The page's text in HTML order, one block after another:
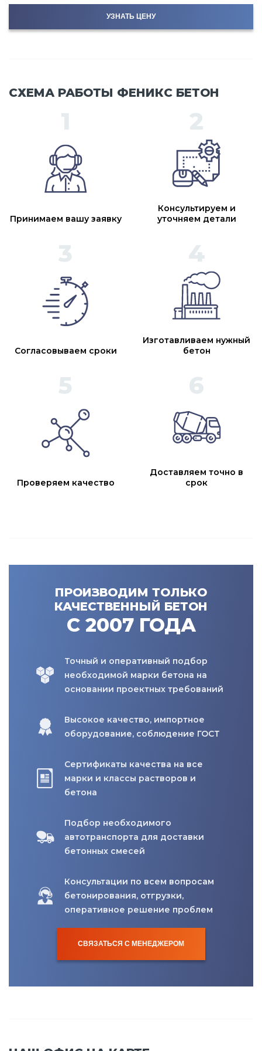
УЗНАТЬ ЦЕНУ
СХЕМА РАБОТЫ ФЕНИКС БЕТОН
Принимаем вашу заявку
Консультируем и
уточняем детали
Согласовываем сроки
Изготавливаем нужный
бетон
Проверяем качество
Доставляем точно в
срок
ПРОИЗВОДИМ ТОЛЬКО
КАЧЕСТВЕННЫЙ БЕТОН
С 2007 ГОДА
Точный и оперативный подбор
необходимой марки бетона на
основании проектных требований
Высокое качество, импортное
оборудование, соблюдение ГОСТ
Сертификаты качества на все
марки и классы растворов и
бетона
Подбор необходимого
автотранспорта для доставки
бетонных смесей
Консультации по всем вопросам
бетонирования, отгрузки,
оперативное решение проблем
СВЯЗАТЬСЯ С МЕНЕДЖЕРОМ